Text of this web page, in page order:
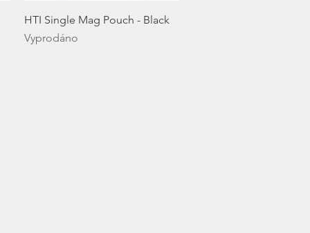
Rychlý náhled
HTI Single Mag Pouch - Black
Vyprodáno